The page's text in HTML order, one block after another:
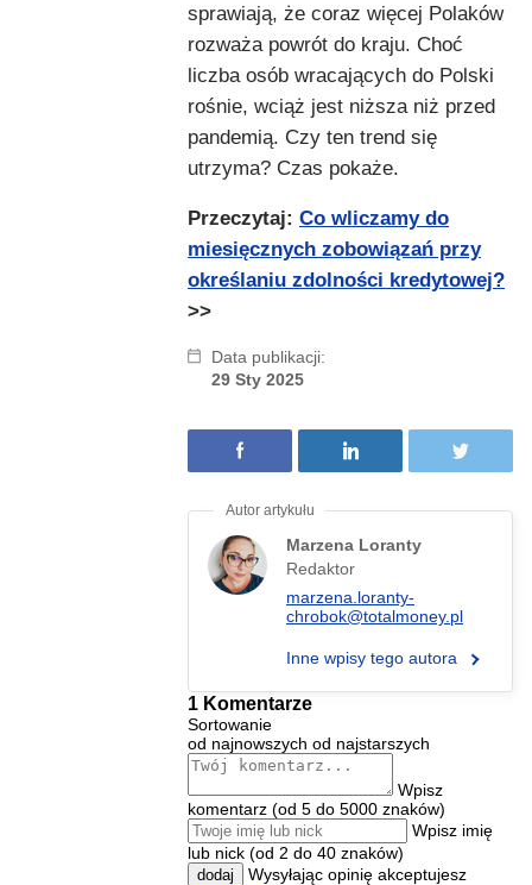
sprawiają, że coraz więcej Polaków
rozważa powrót do kraju. Choć
liczba osób wracających do Polski
rośnie, wciąż jest niższa niż przed
pandemią. Czy ten trend się
utrzyma? Czas pokaże.
Przeczytaj: Co wliczamy do
miesięcznych zobowiązań przy
określaniu zdolności kredytowej?
>>
Data publikacji:
29 Sty 2025
Marzena Loranty
Redaktor
marzena.loranty-
chrobok@totalmoney.pl
Inne wpisy tego autora
1 Komentarze
Sortowanie
od najnowszych od najstarszych
Wpisz
komentarz (od 5 do 5000 znaków)
Wpisz imię
lub nick (od 2 do 40 znaków)
dodaj
Wysyłając opinię akceptujesz